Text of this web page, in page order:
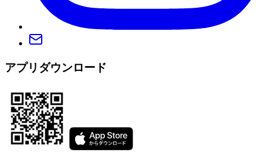
アプリダウンロード